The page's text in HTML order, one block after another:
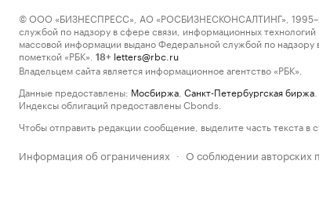
© ООО «БИЗНЕСПРЕСС», АО «РОСБИЗНЕСКОНСАЛТИНГ»,
службой по надзору в сфере связи, информационных
массовой информации выдано Федеральной службой по
пометкой «РБК».
18+ letters@rbc.ru
Владельцем сайта является информационное агентство «РБК».
Данные предоставлены: Мосбиржа Санкт-Петербургская биржа
Индексы облигаций предоставлены Cbonds.
Чтобы отправить редакции сообщение, выделите часть текста в
Информация об ограничениях · О соблюдении авторских